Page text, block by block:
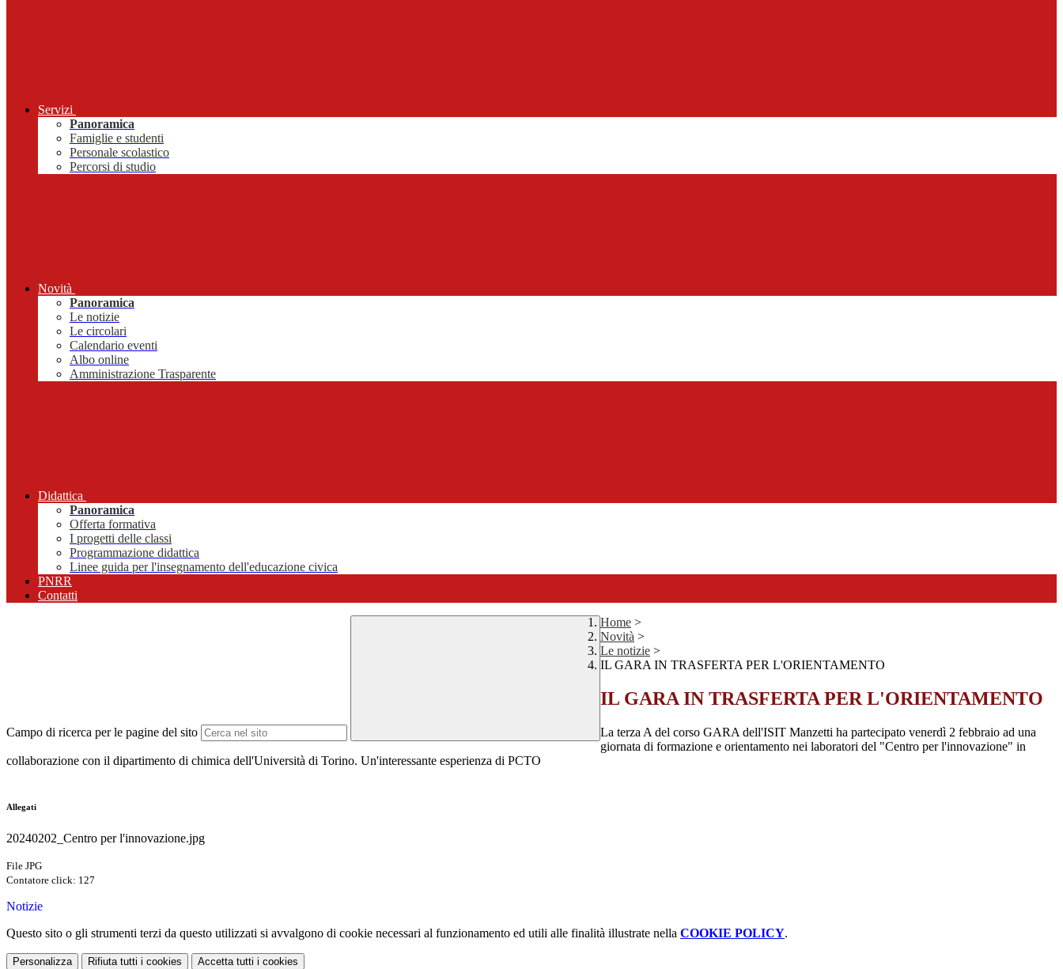
Servizi
Panoramica
Famiglie e studenti
Personale scolastico
Percorsi di studio
Novità
Panoramica
Le notizie
Le circolari
Calendario eventi
Albo online
Amministrazione Trasparente
Didattica
Panoramica
Offerta formativa
I progetti delle classi
Programmazione didattica
Linee guida per l'insegnamento dell'educazione civica
PNRR
Contatti
Campo di ricerca per le pagine del sito
Home >
Novità >
Le notizie >
IL GARA IN TRASFERTA PER L'ORIENTAMENTO
IL GARA IN TRASFERTA PER L'ORIENTAMENTO
La terza A del corso GARA dell'ISIT Manzetti ha partecipato venerdì 2 febbraio ad una
giornata di formazione e orientamento nei laboratori del "Centro per l'innovazione" in
collaborazione con il dipartimento di chimica dell'Università di Torino. Un'interessante esperienza di PCTO
Allegati
20240202_Centro per l'innovazione.jpg
File JPG
Contatore click: 127
Notizie
Questo sito o gli strumenti terzi da questo utilizzati si avvalgono di cookie necessari al funzionamento ed utili alle finalità illustrate nella COOKIE POLICY.
Personalizza Rifiuta tutti i cookies Accetta tutti i cookies